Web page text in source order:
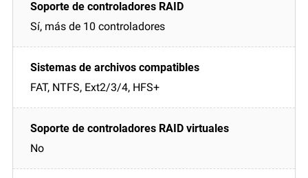
Sí, más de 10 controladores
FAT, NTFS, Ext2/3/4, HFS+
No